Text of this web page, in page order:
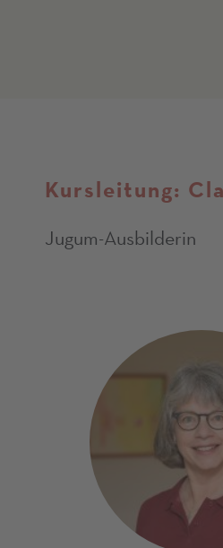
Kursleitung:
Jugum-Ausbilderin